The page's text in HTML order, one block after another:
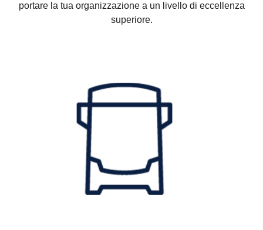
portare la tua organizzazione a un livello di eccellenza
superiore.